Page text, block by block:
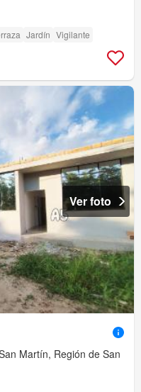
Jardín Vigilante
Ver foto
Martín, Región de San